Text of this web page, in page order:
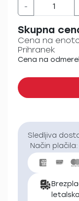
-
Skupna
Cena na
Prihranek
Cena na
Sledljiva
Način plačila: